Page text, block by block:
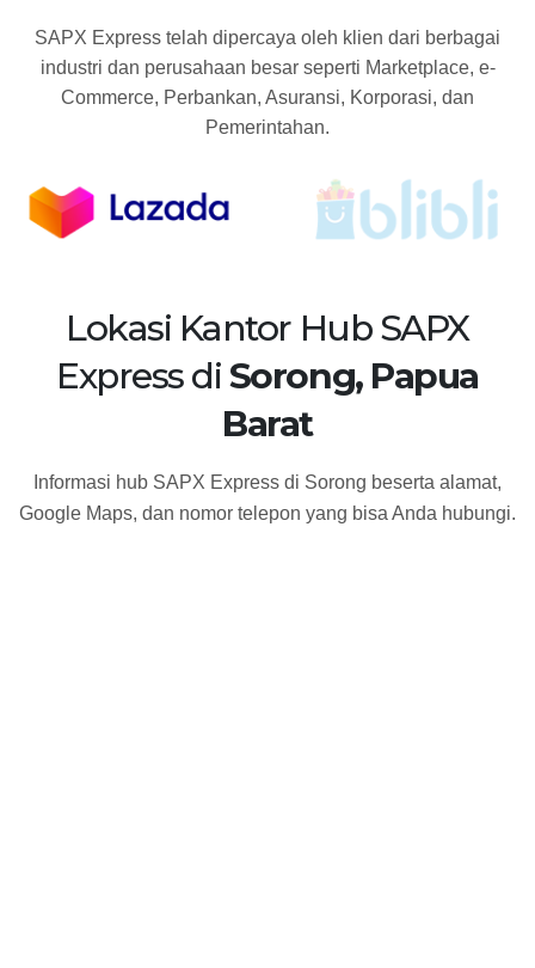
SAPX Express telah dipercaya oleh klien dari berbagai
industri dan perusahaan besar seperti Marketplace, e-
Commerce, Perbankan, Asuransi, Korporasi, dan
Pemerintahan.
Lokasi Kantor Hub SAPX
Express diSorong, Papua
Barat
Informasi hub SAPX Express di Sorong beserta alamat,
Google Maps, dan nomor telepon yang bisa Anda hubungi.